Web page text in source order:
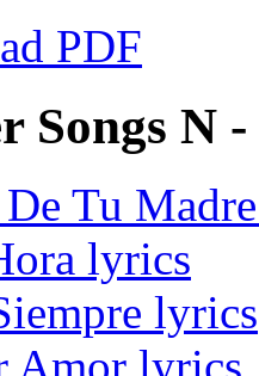
PDF
Songs N
Tu
lyrics
lyrics